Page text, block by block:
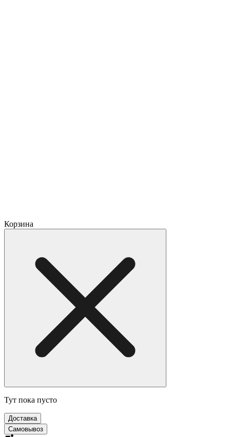
Корзина
Тут пока пусто
Доставка
Самовывоз